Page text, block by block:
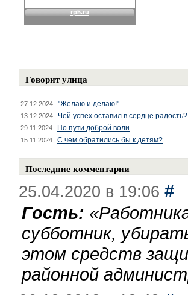
Говорит улица
27.12.2024 "Желаю и делаю!"
13.12.2024 Чей успех оставил в сердце радость?
29.11.2024 По пути доброй воли
15.11.2024 С чем обратились бы к детям?
Последние комментарии
25.04.2020 в 19:06 #
Гость: «
субботник,
этом средств
районной